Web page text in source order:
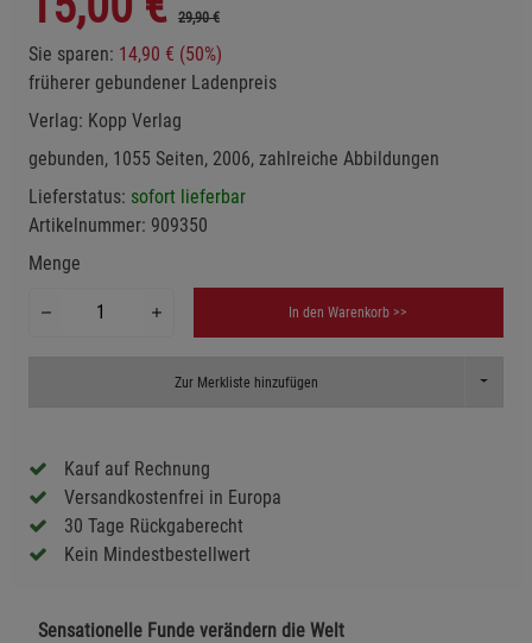
29,90 €
Sie sparen: 14,90 € (50%)
früherer gebundener Ladenpreis
Verlag: Kopp Verlag
gebunden, 1055 Seiten, 2006, zahlreiche Abbildungen
Lieferstatus: sofort lieferbar
Artikelnummer: 909350
Menge
In den Warenkorb >>
Zur Merkliste hinzufügen Toggle
Kauf auf Rechnung
Versandkostenfrei in Europa
30 Tage Rückgaberecht
Kein Mindestbestellwert
Sensationelle Funde verändern die Welt